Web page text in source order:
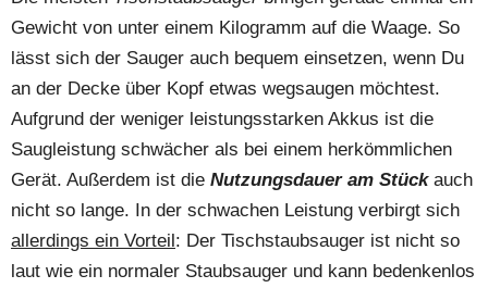
Gewicht von unter einem Kilogramm auf die Waage. So
lässt sich der Sauger auch bequem einsetzen, wenn Du
an der Decke über Kopf etwas wegsaugen möchtest.
Aufgrund der weniger leistungsstarken Akkus ist die
Saugleistung schwächer als bei einem herkömmlichen
Gerät. Außerdem ist die Nutzungsdauer am Stückauch
nicht so lange. In der schwachen Leistung verbirgt sich
allerdings ein Vorteil : Der Tischstaubsauger ist nicht so
laut wie ein normaler Staubsauger und kann bedenkenlos